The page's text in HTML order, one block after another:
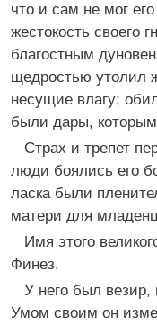
что и сам не мог
жестокость своего
благостным
щедростью утолил
несущие влагу;
были дары,
Страх и трепет
люди боялись его
ласка были
матери для
Имя этого
Финез.
У него был везир,
Умом своим он